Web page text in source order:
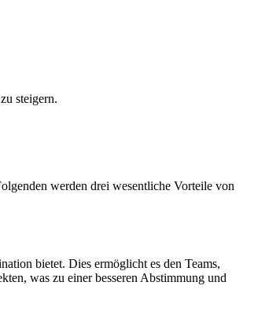
steigern.
werden drei wesentliche Vorteile von
bietet. Dies ermöglicht es den Teams,
was zu einer besseren Abstimmung und